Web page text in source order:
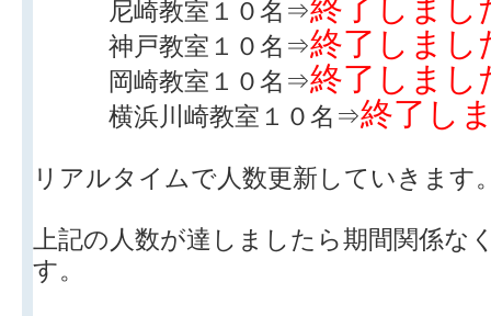
尼崎教室１０名⇒終了しまし
神戸教室１０名⇒終了しまし
岡崎教室１０名⇒終了しまし
横浜川崎教室１０名⇒終了し
リアルタイムで人数更新していきます
上記の人数が達しましたら期間関係な
す。